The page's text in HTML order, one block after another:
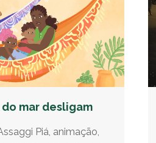
mar desligam
Piá, animação,